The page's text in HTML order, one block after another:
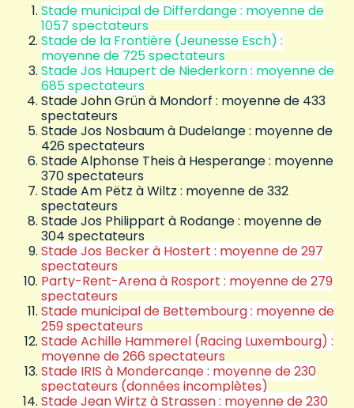
Stade municipal de Differdange : moyenne de
1057 spectateurs
Stade de la Frontière (Jeunesse Esch) :
moyenne de 725 spectateurs
Stade Jos Haupert de Niederkorn : moyenne de
685 spectateurs
Stade John Grün à Mondorf : moyenne de 433
spectateurs
Stade Jos Nosbaum à Dudelange : moyenne de
426 spectateurs
Stade Alphonse Theis à Hesperange : moyenne
370 spectateurs
Stade Am Pëtz à Wiltz : moyenne de 332
spectateurs
Stade Jos Philippart à Rodange : moyenne de
304 spectateurs
Stade Jos Becker à Hostert : moyenne de 297
spectateurs
Party-Rent-Arena à Rosport : moyenne de 279
spectateurs
Stade municipal de Bettembourg : moyenne de
259 spectateurs
Stade Achille Hammerel (Racing Luxembourg) :
moyenne de 266 spectateurs
Stade IRIS à Mondercange : moyenne de 230
spectateurs (données incomplètes)
Stade Jean Wirtz à Strassen : moyenne de 230